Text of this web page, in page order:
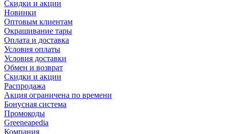
Скидки и акции
Новинки
Оптовым клиентам
Окрашивание тары
Оплата и доставка
Условия оплаты
Условия доставки
Обмен и возврат
Скидки и акции
Распродажа
Акция ограничена по времени
Бонусная система
Промокоды
Greeneapedia
Компания